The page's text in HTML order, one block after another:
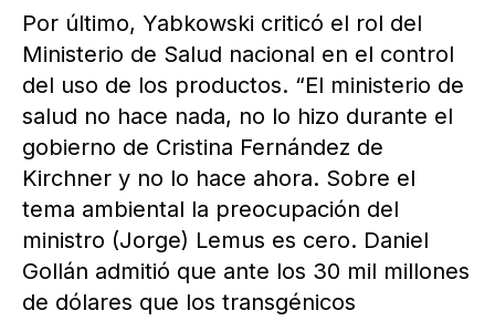
Por último, Yabkowski criticó el rol del
Ministerio de Salud nacional en el control
del uso de los productos. “El ministerio de
salud no hace nada, no lo hizo durante el
gobierno de Cristina Fernández de
Kirchner y no lo hace ahora. Sobre el
tema ambiental la preocupación del
ministro (Jorge) Lemus es cero. Daniel
Gollán admitió que ante los 30 mil millones
de dólares que los transgénicos